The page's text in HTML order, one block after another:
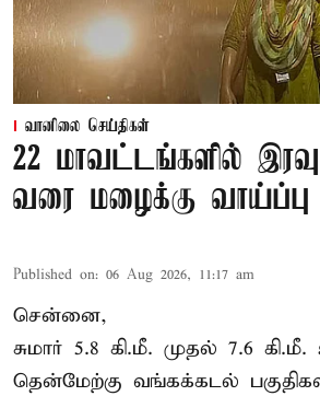
வானிலை செய்திகள்
22 மாவட்டங்களில்
வரை மழைக்கு வாய்ப்பு
Published on: 06 Aug 2026, 11:17 am
சென்னை,
சுமார் 5.8 கி.மீ. முதல் 7.6
தென்மேற்கு வங்கக்கடல்